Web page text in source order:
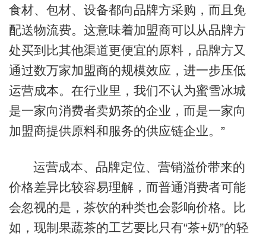
食材、包材、设备都向品牌方采购，而且免
配送物流费。这意味着加盟商可以从品牌方
处买到比其他渠道更便宜的原料，品牌方又
通过数万家加盟商的规模效应，进一步压低
运营成本。在行业里，我们不认为蜜雪冰城
是一家向消费者卖奶茶的企业，而是一家向
加盟商提供原料和服务的供应链企业。”
运营成本、品牌定位、营销溢价带来的
价格差异比较容易理解，而普通消费者可能
会忽视的是，茶饮的种类也会影响价格。比
如，现制果蔬茶的工艺要比只有“茶+奶”的轻